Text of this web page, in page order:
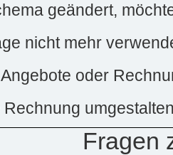
geändert,
nicht mehr
oder
Fragen